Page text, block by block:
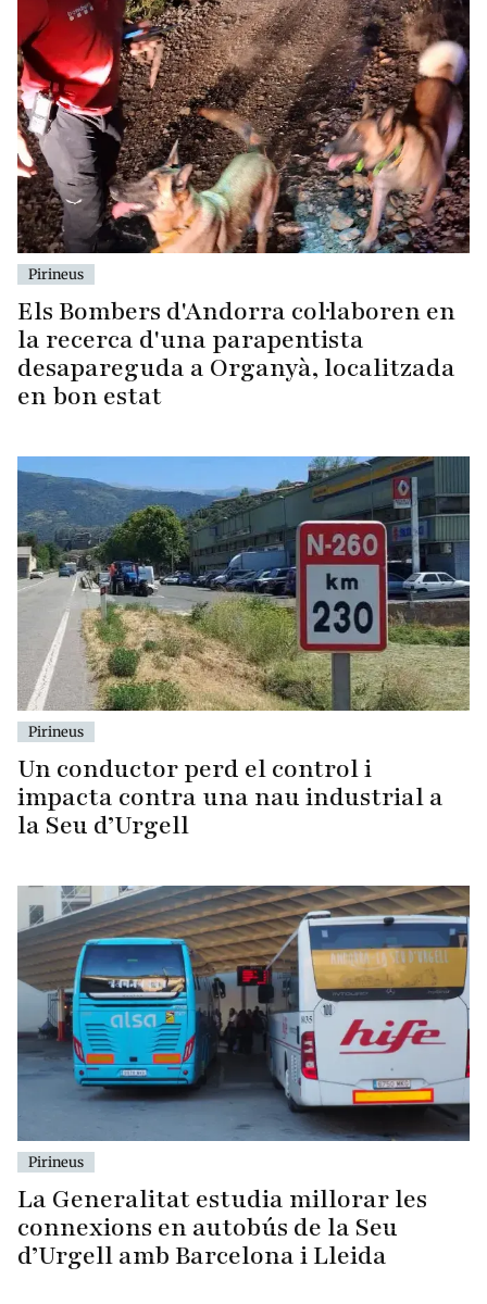
Pirineus
Els Bombers d'Andorra col·laboren en
la recerca d'una parapentista
desapareguda a Organyà, localitzada
en bon estat
Pirineus
Un conductor perd el control i
impacta contra una nau industrial a
la Seu d’Urgell
Pirineus
La Generalitat estudia millorar les
connexions en autobús de la Seu
d’Urgell amb Barcelona i Lleida